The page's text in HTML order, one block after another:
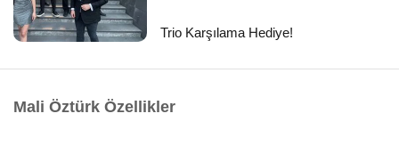
Trio Karşılama Hediye!
Mali Öztürk Özellikler